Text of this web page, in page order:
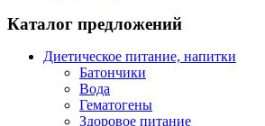
Каталог предложений
Диетическое питание, напитки
Батончики
Вода
Гематогены
Здоровое питание